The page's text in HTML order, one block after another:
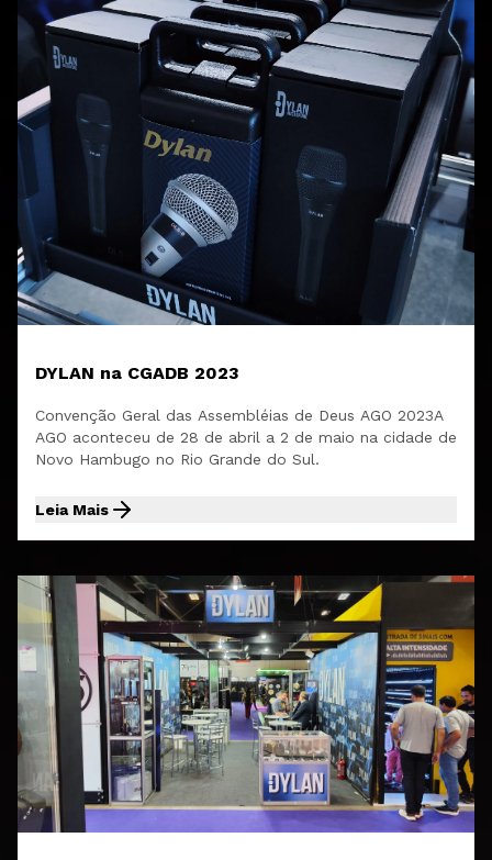
DYLAN na CGADB 2023
Convenção Geral das Assembléias de Deus AGO 2023A
AGO aconteceu de 28 de abril a 2 de maio na cidade de
Novo Hambugo no Rio Grande do Sul.
Leia Mais